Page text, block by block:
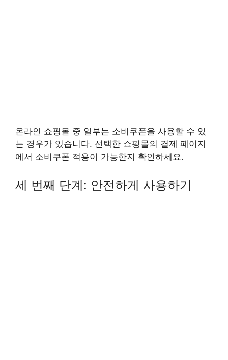
온라인 쇼핑몰 중 일부는 소비쿠폰을 사용할 수 있
는 경우가 있습니다. 선택한 쇼핑몰의 결제 페이지
에서 소비쿠폰 적용이 가능한지 확인하세요.
세 번째 단계: 안전하게 사용하기